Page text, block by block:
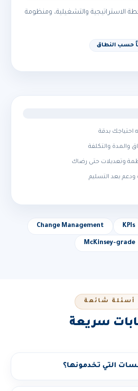
الاستراتيجية والتشغيلية، ومنظومة
احتياجك بدقة
والمدة والتكلفة
وتعديلات حتى رضاك
ودعم بعد التسليم
KPIs
Change Management
McKinsey-grade
أسئلة شائعة
سريعة
التي تخدمونها؟